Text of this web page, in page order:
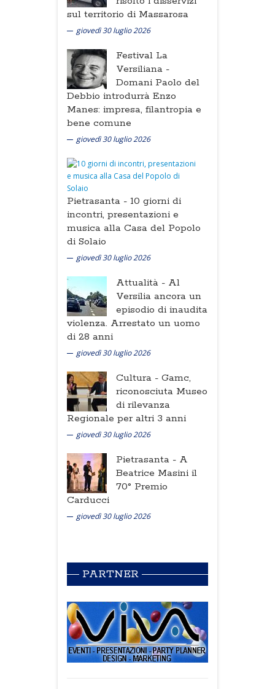
sul territorio di Massarosa
giovedì 30 luglio 2026
Festival La
Versiliana -
Domani Paolo del
Debbio introdurrà Enzo
Manes: impresa, filantropia e
bene comune
giovedì 30 luglio 2026
Pietrasanta - 10 giorni di
incontri, presentazioni e
musica alla Casa del Popolo
di Solaio
giovedì 30 luglio 2026
Attualità - Al
Versilia ancora un
episodio di inaudita
violenza. Arrestato un uomo
di 28 anni
giovedì 30 luglio 2026
Cultura - Gamc,
riconosciuta Museo
di rilevanza
Regionale per altri 3 anni
giovedì 30 luglio 2026
Pietrasanta - A
Beatrice Masini il
70° Premio
Carducci
giovedì 30 luglio 2026
PARTNER